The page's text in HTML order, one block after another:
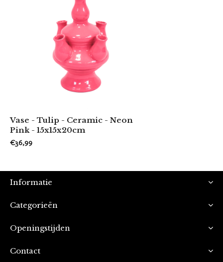
Vase - Tulip - Ceramic - Neon
Pink - 15x15x20cm
€36,99
Informatie
Categorieën
Openingstijden
Contact